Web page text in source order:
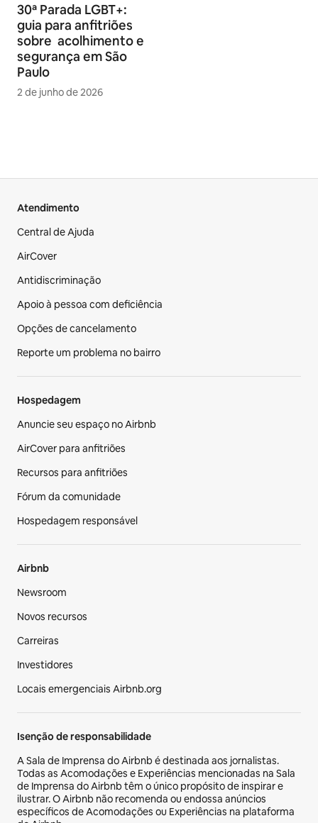
30ª Parada LGBT+:
guia para anfitriões
sobre acolhimento e
segurança em São
Paulo
2 de junho de 2026
Atendimento
Central de Ajuda
AirCover
Antidiscriminação
Apoio à pessoa com deficiência
Opções de cancelamento
Reporte um problema no bairro
Hospedagem
Anuncie seu espaço no Airbnb
AirCover para anfitriões
Recursos para anfitriões
Fórum da comunidade
Hospedagem responsável
Airbnb
Newsroom
Novos recursos
Carreiras
Investidores
Locais emergenciais Airbnb.org
Isenção de responsabilidade
A Sala de Imprensa do Airbnb é destinada aos jornalistas.
Todas as Acomodações e Experiências mencionadas na Sala
de Imprensa do Airbnb têm o único propósito de inspirar e
ilustrar. O Airbnb não recomenda ou endossa anúncios
específicos de Acomodações ou Experiências na plataforma